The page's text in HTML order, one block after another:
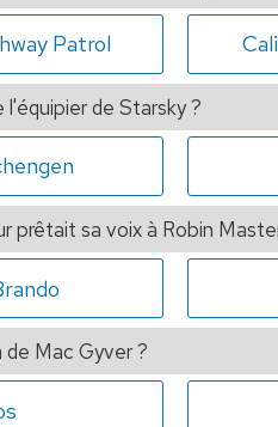
Patrol
de Starsky ?
sa voix à Robin
Mac Gyver ?